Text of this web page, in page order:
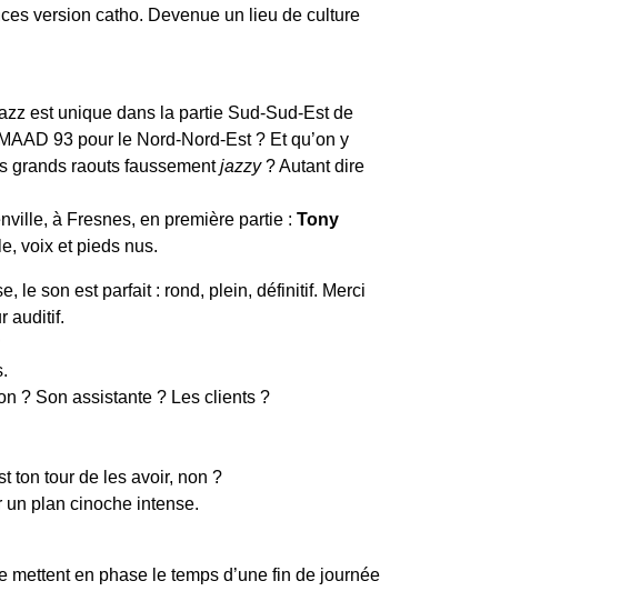
version catho. Devenue un lieu de culture
est unique dans la partie Sud-Sud-Est de
93 pour le Nord-Nord-Est ? Et qu’on y
grands raouts faussementjazzy? Autant dire
à Fresnes, en première partie :Tony
voix et pieds nus.
le son est parfait : rond, plein, définitif. Merci
auditif.
? Son assistante ? Les clients ?
ton tour de les avoir, non ?
un plan cinoche intense.
mettent en phase le temps d’une fin de journée